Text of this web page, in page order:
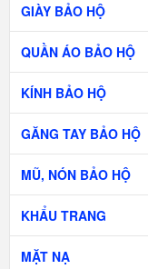
GIÀY BẢO HỘ
QUẦN ÁO BẢO HỘ
KÍNH BẢO HỘ
GĂNG TAY BẢO HỘ
MŨ, NÓN BẢO HỘ
KHẨU TRANG
MẶT NẠ